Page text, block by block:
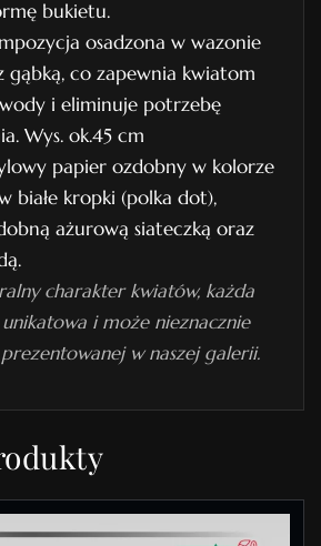
bukietu.
osadzona w wazonie
co zapewnia kwiatom
i eliminuje potrzebę
Wys. ok.45 cm
papier ozdobny w kolorze
białe kropki (polka dot),
ażurową siateczką oraz
charakter kwiatów, każda
i może nieznacznie
w naszej galerii.